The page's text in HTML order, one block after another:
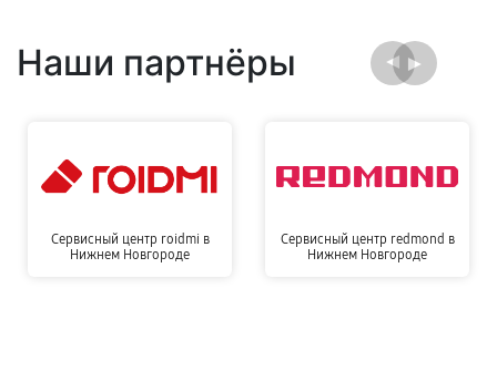
Наши партнёры
Сервисный центр roidmi в
Нижнем Новгороде
Сервисный центр redmond в
Нижнем Новгороде